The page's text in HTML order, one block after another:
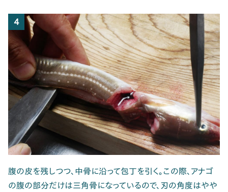
4
腹の皮を残しつつ、中骨に沿って包丁を引く。この際、アナゴ
の腹の部分だけは三角骨になっているので、刃の角度はやや